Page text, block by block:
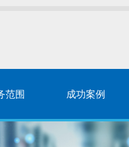
范围 成功案例